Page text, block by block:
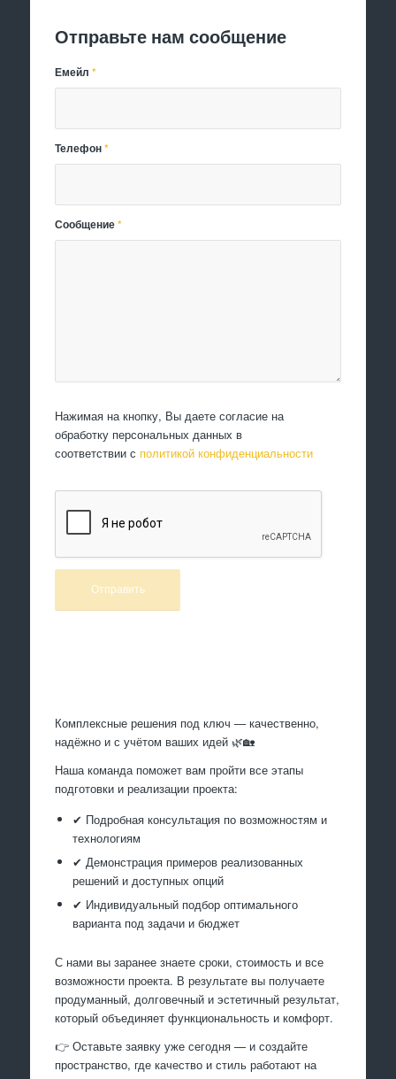
Отправьте нам сообщение
Емейл*
Телефон*
Сообщение*
Нажимая на кнопку, Вы даете согласие на
обработку персональных данных в
соответствии с политикой конфиденциальности
Комплексные решения под ключ — качественно,
надёжно и с учётом ваших идей 🌿🏡
Наша команда поможет вам пройти все этапы
подготовки и реализации проекта:
✔ Подробная консультация по возможностям и
технологиям
✔ Демонстрация примеров реализованных
решений и доступных опций
✔ Индивидуальный подбор оптимального
варианта под задачи и бюджет
С нами вы заранее знаете сроки, стоимость и все
возможности проекта. В результате вы получаете
продуманный, долговечный и эстетичный результат,
который объединяет функциональность и комфорт.
👉 Оставьте заявку уже сегодня — и создайте
пространство, где качество и стиль работают на